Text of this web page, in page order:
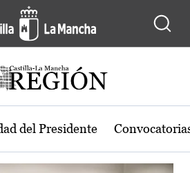
región de Castilla-
del Presidente